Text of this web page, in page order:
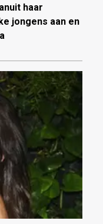
haar
jongens aan en